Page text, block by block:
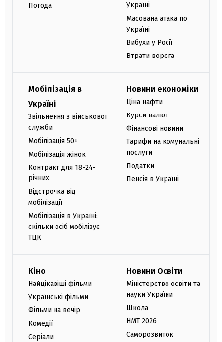
Погода
Україні
Масована атака по
Україні
Вибухи у Росії
Втрати ворога
Мобілізація в
Україні
Звільнення з військової
служби
Мобілізація 50+
Мобілізація жінок
Контракт для 18-24-
річних
Відстрочка від
мобілізації
Мобілізація в Україні:
скільки осіб мобілізує
ТЦК
Новини економіки
Ціна нафти
Курси валют
Фінансові новини
Тарифи на комунальні
послуги
Податки
Пенсія в Україні
Кіно
Найцікавіші фільми
Українські фільми
Фільми на вечір
Комедії
Серіали
Новини Освіти
Міністерство освіти та
науки України
Школа
НМТ 2026
Саморозвиток